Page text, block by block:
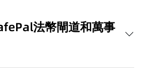
法幣閘道和萬事